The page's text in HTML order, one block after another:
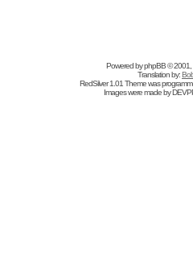
Powered byphpBB© 2001,
Translation by:
RedSilver 1.01 Theme was
Images were made by